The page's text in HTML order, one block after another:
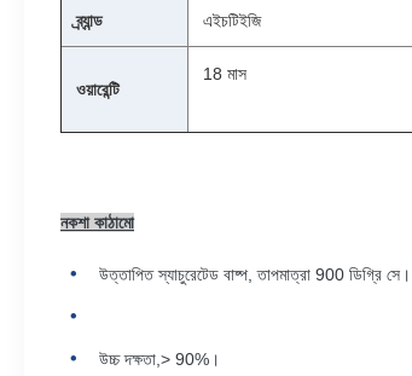
ব্র্যান্ড এইচটিইজি
ওয়ারেন্টি
18 মাস
নকশা কাঠামো
উত্তাপিত স্যাচুরেটেড বাষ্প, তাপমাত্রা 900 ডিগ্রি সে।
উচ্চ দক্ষতা,> 90%।